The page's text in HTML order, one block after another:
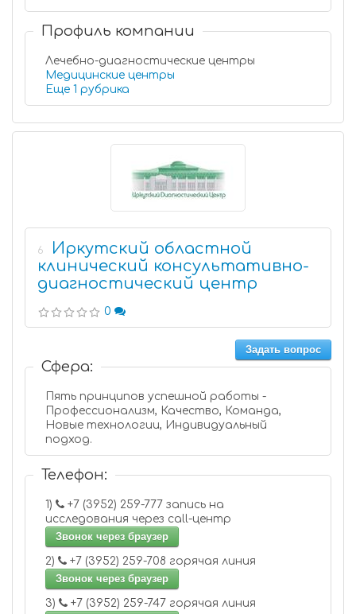
Профиль компании
Лечебно-диагностические центры
Медицинские центры
Еще 1 рубрика
6
Иркутский областной
клинический консультативно-
диагностический центр
0
Задать вопрос
Сфера:
Пять принципов успешной работы -
Профессионализм, Качество, Команда,
Новые технологии, Индивидуальный
подход.
Телефон:
1)
исследования через сall-центр
Звонок через браузер
2)
+7 (3952) 259-708 горячая линия
Звонок через браузер
3)
+7 (3952) 259-747 горячая линия